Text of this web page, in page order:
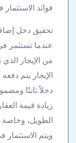
فوائد
تحقيق دخل
عندما تستثمر
من الإيجار
الإيجار يتم
دخلاً ثابتًا
زيادة قيمة
الطويل، وخاصة
ويتم الاستثمار